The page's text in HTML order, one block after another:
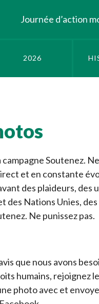
Journée d’action
2026
campagne Soutenez.
et en constante
des plaideurs, des
des Nations Unies,
Ne punissez pas.
que nous avons
humains, rejoignez
photo avec et